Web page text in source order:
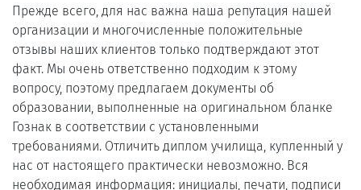
Прежде всего, для нас важна наша репутация нашей
организации и многочисленные положительные
отзывы наших клиентов только подтверждают этот
факт. Мы очень ответственно подходим к этому
вопросу, поэтому предлагаем документы об
образовании, выполненные на оригинальном бланке
Гознак в соответствии с установленными
требованиями. Отличить диплом училища, купленный у
нас от настоящего практически невозможно. Вся
необходимая информация: инициалы, печати, подписи